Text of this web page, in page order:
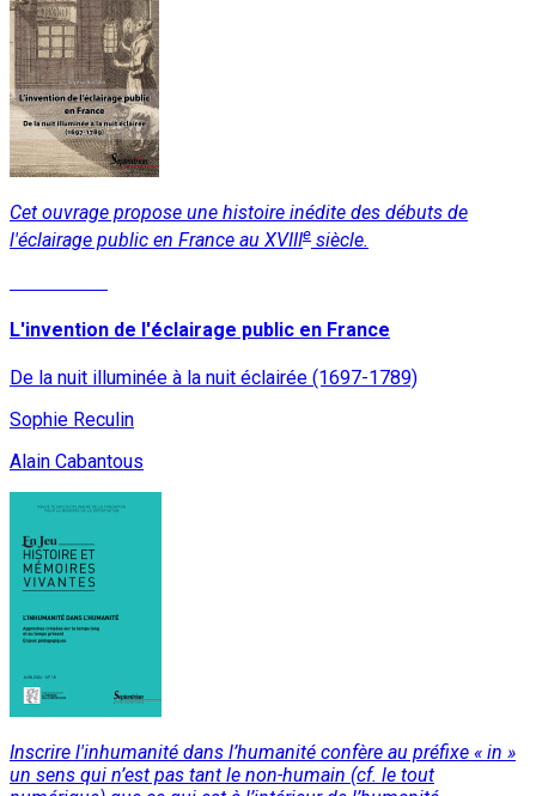
Cet ouvrage propose une histoire inédite des débuts de
l'éclairage public en France au XVIIIe siècle.
L'invention de l'éclairage public en France
De la nuit illuminée à la nuit éclairée (1697-1789)
Sophie Reculin
Alain Cabantous
Inscrire l'inhumanité dans l’humanité confère au préfixe « in »
un sens qui n’est pas tant le non-humain (cf. le tout